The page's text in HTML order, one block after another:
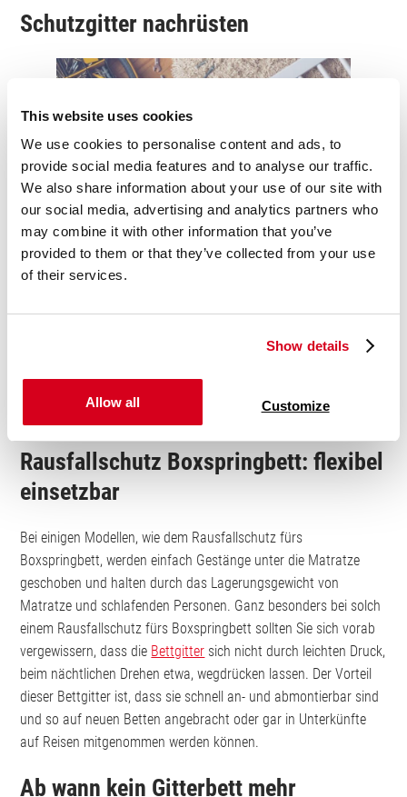
This website uses cookies
We use cookies to personalise content and ads, to
provide social media features and to analyse our traffic.
We also share information about your use of our site with
our social media, advertising and analytics partners who
may combine it with other information that you’ve
provided to them or that they’ve collected from your use
of their services.
Show details
Allow all Customize
Schutzgitter nachrüsten
Für Menschen, die mit ihrem Nachwuchs imFamilienbett
schlafen oder ein normales Kinderbett ohne ausreichend hohen
Rausfallschutz besitzen, eignen sich zusätzliche
Bettschutzgitter. Die Schutzgitter verfügen über unterschiedliche
ist das Aufstecken auf dem Bettrahmen. Bei anderen Modellen
befestigt. Ist das beides nicht möglich oder gewünscht,
empfiehlt sich ein Rausfallschutz fürs Boxspringbett.
Rausfallschutz Boxspringbett: flexibel
einsetzbar
Bei einigen Modellen, wie dem Rausfallschutz fürs
Boxspringbett, werden einfach Gestänge unter die Matratze
geschoben und halten durch das Lagerungsgewicht von
Matratze und schlafenden Personen. Ganz besonders bei solch
einem Rausfallschutz fürs Boxspringbett sollten Sie sich vorab
vergewissern, dass die Bettgitter sich nicht durch leichten Druck,
beim nächtlichen Drehen etwa, wegdrücken lassen. Der Vorteil
dieser Bettgitter ist, dass sie schnell an- und abmontierbar sind
und so auf neuen Betten angebracht oder gar in Unterkünfte
auf Reisen mitgenommen werden können.
Ab wann kein Gitterbett mehr